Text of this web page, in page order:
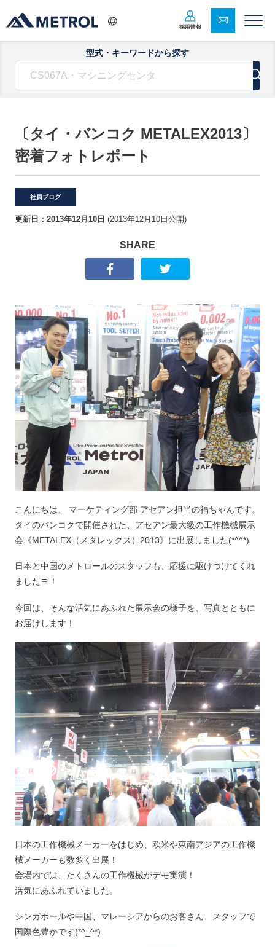
採用情報
型式・キーワードから探す
〔タイ・バンコク METALEX2013〕
密着フォトレポート
社員ブログ
更新日： 2013年12月10日 (2013年12月10日 公開)
SHARE
こんにちは、 マーケティング部 アセアン担当の福ちゃんです。
タイのバンコクで開催された、アセアン最大級の工作機械展示
会《METALEX（メタレックス）2013》に出展しました(*^^*)
日本と中国のメトロールのスタッフも、応援に駆けつけてくれ
ましたヨ！
今回は、そんな活気にあふれた展示会の様子を、写真とともに
お届けします！
日本の工作機械メーカーをはじめ、欧米や東南アジアの工作機
械メーカーも数多く出展！
会場内では、たくさんの工作機械がデモ実演！
活気にあふれていました。
シンガポールや中国、マレーシアからのお客さん、スタッフで
国際色豊かです(*^_^*)